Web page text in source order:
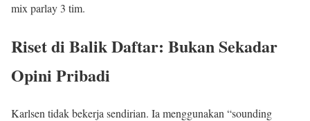
mix parlay 3 tim.
Riset di Balik Daftar: Bukan Sekadar
Opini Pribadi
Karlsen tidak bekerja sendirian. Ia menggunakan “sounding